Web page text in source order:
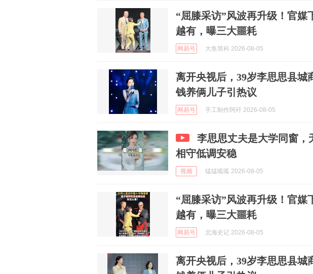
“屈膝采访”风波再升级！官媒
越有，曝三大噩耗
网易号 大鱼简科 2026-08-05
离开央视后，39岁李思思县城
钱养俩儿子引热议
网易号 手工制作阿歼 2026-08-05
李思思丈夫是大学同窗，
相守低调安稳
视频 猛猛呱呱 2026-08-05
“屈膝采访”风波再升级！官媒
越有，曝三大噩耗
网易号 北海史记 2026-08-05
离开央视后，39岁李思思县城